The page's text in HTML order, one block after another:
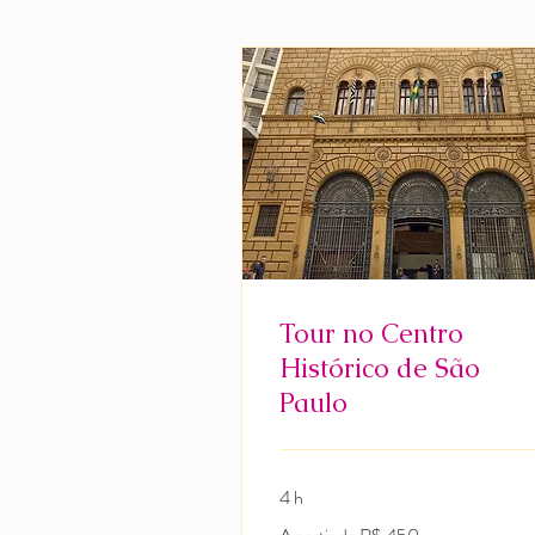
Tour no Centro
Histórico de São
Paulo
4 h